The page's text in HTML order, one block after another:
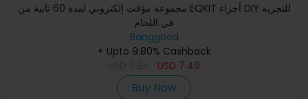
مجموعة مؤقت إلكتروني لمدة 60 ثانية من EQKIT أجزاء DIY للتجربة
في اللحام
Banggood
+ Upto 9.80% Cashback
USD 7.49
Buy Now